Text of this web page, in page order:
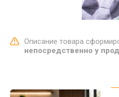
Описание товара
непосредственно у